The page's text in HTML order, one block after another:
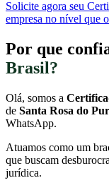
Solicite agora seu
empresa no nível que
Por que
Brasil?
Olá, somos a
de Santa Rosa do
WhatsApp.
Atuamos como um
que buscam
jurídica.